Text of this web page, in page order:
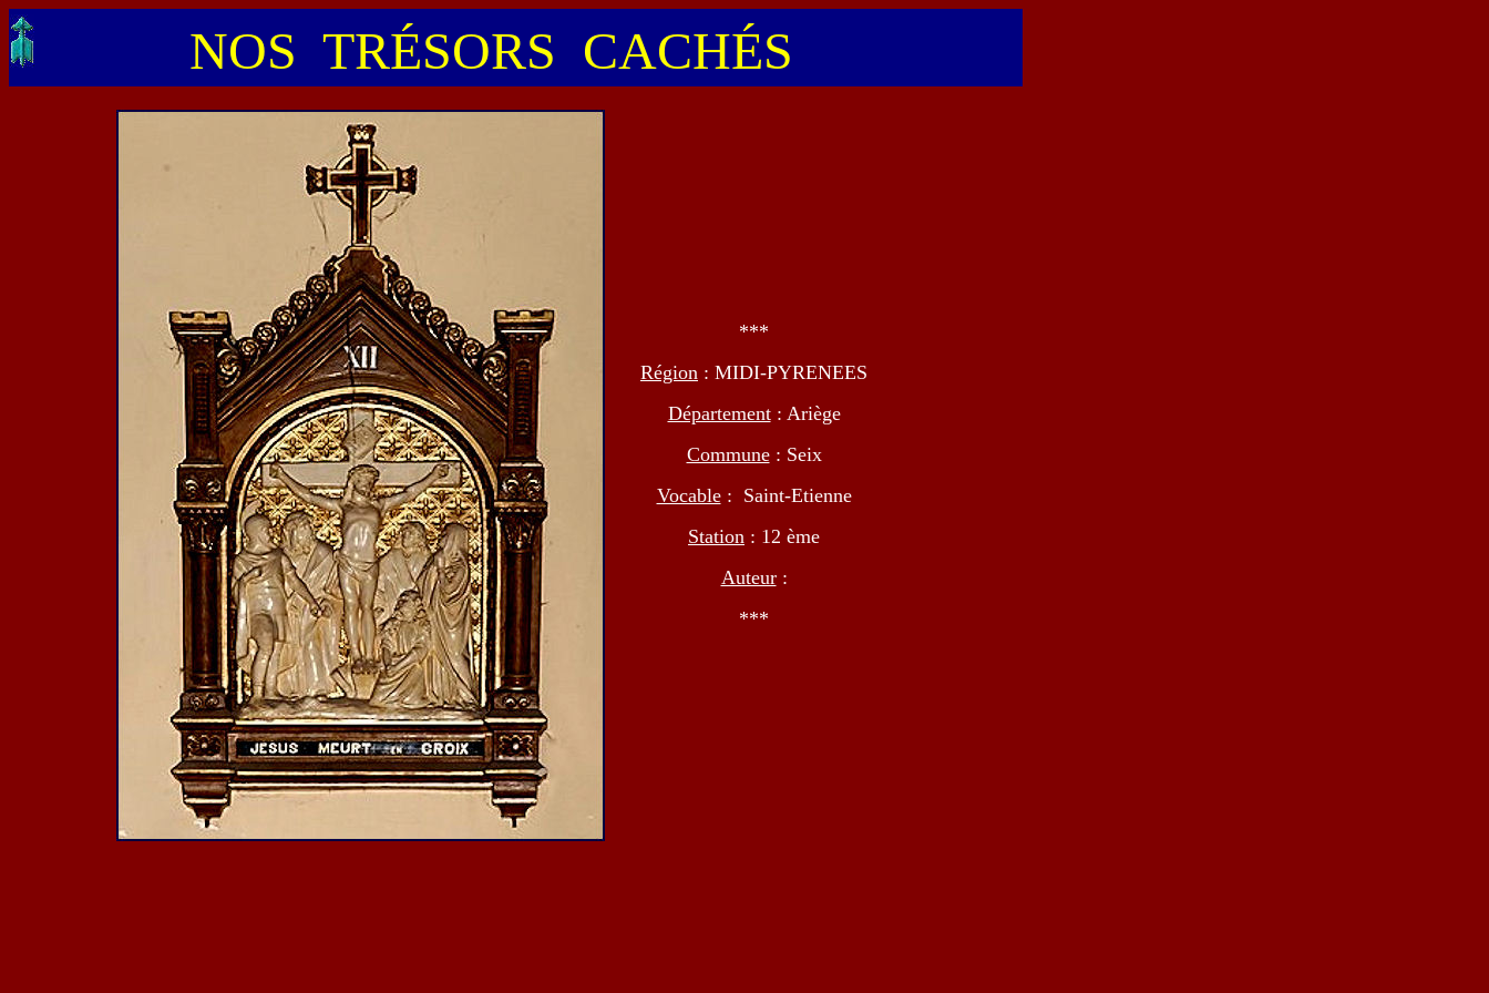
NOS TRÉSORS CACHÉS
***
Région : MIDI-PYRENEES
Département: Ariège
Commune: Seix
Vocable: Saint-Etienne
Station : 12 ème
Auteur:
***